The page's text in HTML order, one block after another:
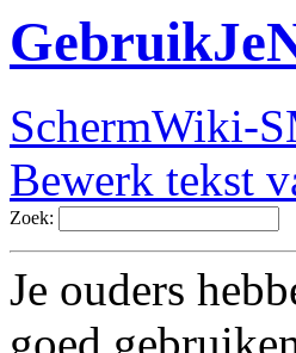
SchermWiki-
Bewerk tekst
Zoek:
Je ouders